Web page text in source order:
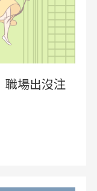
職場出沒注